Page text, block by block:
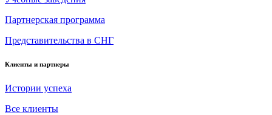
Партнерская программа
Представительства в СНГ
Клиенты и партнеры
Истории успеха
Все клиенты